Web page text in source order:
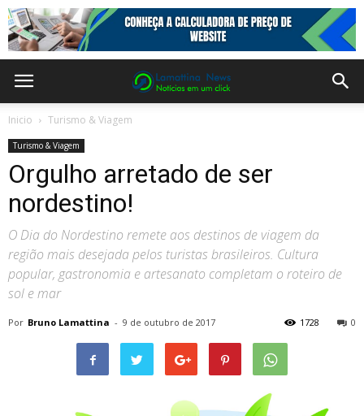
Inicio Turismo & Viagem
Turismo & Viagem
Orgulho arretado de ser
nordestino!
O Dia do Nordestino remete aos destinos de viagem da
região mais desejada pelos turistas brasileiros. Cultura
popular, gastronomia e artesanato completam o roteiro de
sol e mar
Por Bruno Lamattina - 9 de outubro de 2017 0
1728